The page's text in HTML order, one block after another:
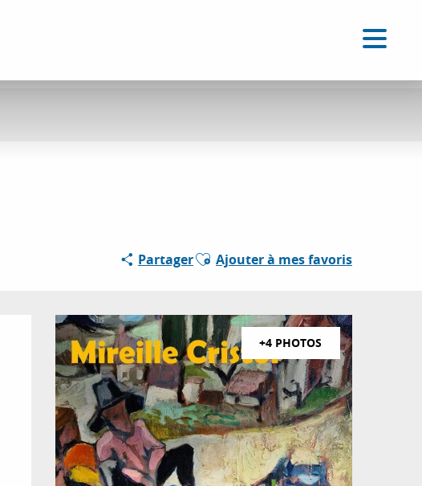
PartagerAjouter aux favoris
Ajouter à mes favoris
+4 PHOTOS